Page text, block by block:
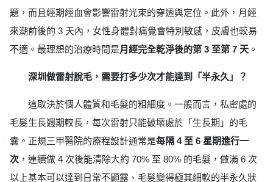
題，而且經期經血會影響雷射光束的穿透與定位。此外，月經
來潮前後的 3 天內，女性身體對痛覺會特別敏感，皮膚也較易
不適。最理想的治療時間是月經完全乾淨後的第 3 至第 7 天 。
深圳做雷射脫毛，需要打多少次才能達到「半永久」？
這取決於個人體質和毛髮的粗細度。一般而言，私密處的
毛髮生長週期較長，每次雷射只能破壞處於「生長期」的毛
囊。正規三甲醫院的療程設計通常是每隔 4 至 6 星期進行一
次 ，連續做 4 次後能清除大約 70% 至 80% 的毛髮，做滿 6 次
以上基本可以達到日常不顯露、毛髮變得極其細軟的半永久狀